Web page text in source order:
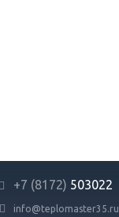
+7 (8172) 503022
info@teplomaster35.ru